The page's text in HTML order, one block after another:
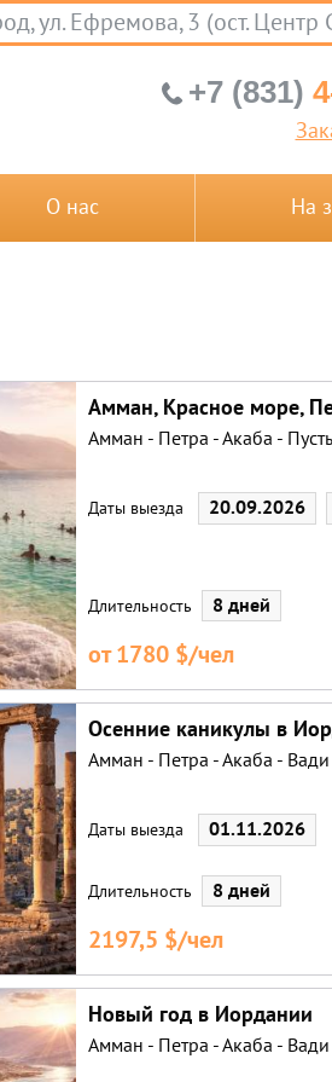
ул. Ефремова, 3 (ост. Центр
О нас На
+7 (831)
Амман, Красное море,
Амман - Петра - Акаба -
Даты выезда 20.09.2026
Длительность 8 дней
от 1780 $/чел
Осенние каникулы в
Амман - Петра - Акаба -
Даты выезда 01.11.2026
Длительность 8 дней
2197,5 $/чел
Новый год в Иордании
Амман - Петра - Акаба -